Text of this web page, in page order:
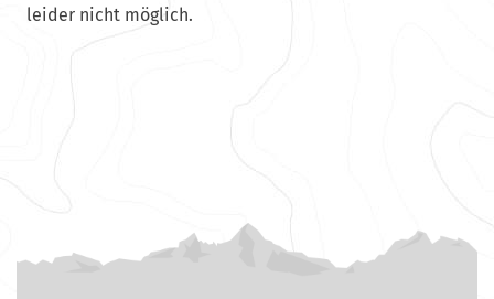
leider nicht möglich.